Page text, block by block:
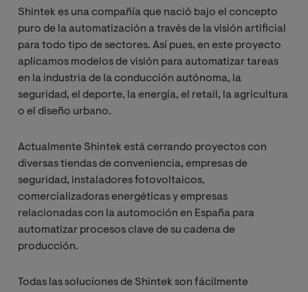
Shintek es una compañía que nació bajo el concepto
puro de la automatización a través de la visión artificial
para todo tipo de sectores. Así pues, en este proyecto
aplicamos modelos de visión para automatizar tareas
en la industria de la conducción autónoma, la
seguridad, el deporte, la energía, el retail, la agricultura
o el diseño urbano.
Actualmente Shintek está cerrando proyectos con
diversas tiendas de conveniencia, empresas de
seguridad, instaladores fotovoltaicos,
comercializadoras energéticas y empresas
relacionadas con la automoción en España para
automatizar procesos clave de su cadena de
producción.
Todas las soluciones de Shintek son fácilmente